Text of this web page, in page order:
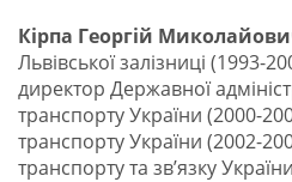
Кірпа Георгій
Львівської залізниці (1993-
директор Державної
транспорту України (2000-
транспорту України (2002-
транспорту та зв’язку